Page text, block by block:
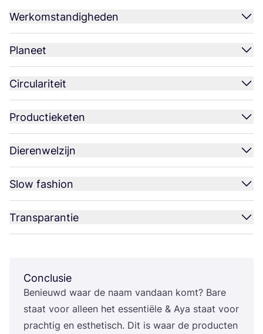
Werkomstandigheden
Planeet
Circulariteit
Productieketen
Dierenwelzijn
Slow fashion
Transparantie
Conclusie
Benieuwd waar de naam van­daan komt? Bare
staat voor alleen het essen­ti­ë­le & Aya staat voor
prach­tig en esthe­tisch. Dit is waar de pro­duc­ten